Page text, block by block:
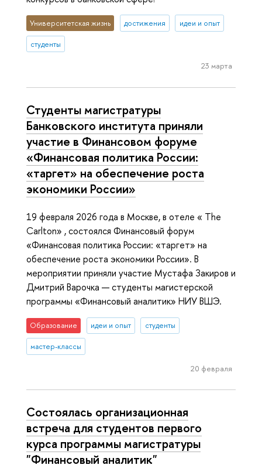
Университетская жизнь достижения идеи и опыт
студенты
23 марта
Студенты магистратуры
Банковского института приняли
участие в Финансовом форуме
«Финансовая политика России:
«таргет» на обеспечение роста
экономики России»
19 февраля 2026 года в Москве, в отеле « The
Carlton» , состоялся Финансовый форум
«Финансовая политика России: «таргет» на
обеспечение роста экономики России». В
мероприятии приняли участие Мустафа Закиров и
Дмитрий Варочка — студенты магистерской
программы «Финансовый аналитик» НИУ ВШЭ.
Образование идеи и опыт студенты
мастер-классы
20 февраля
Состоялась организационная
встреча для студентов первого
курса программы магистратуры
"Финансовый аналитик"